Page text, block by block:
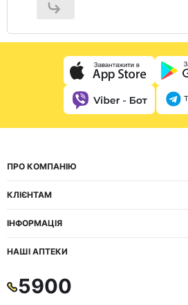
ПРО КОМПАНІЮ
КЛІЄНТАМ
ІНФОРМАЦІЯ
НАШІ АПТЕКИ
5900